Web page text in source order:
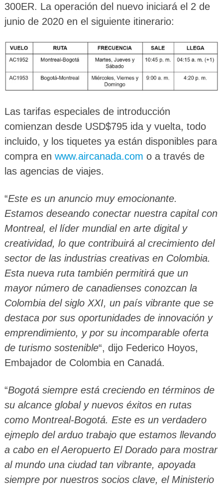
300ER. La operación del nuevo iniciará el 2 de
junio de 2020 en el siguiente itinerario:
Las tarifas especiales de introducción
comienzan desde USD$795 ida y vuelta, todo
incluido, y los tiquetes ya están disponibles para
compra en www.aircanada.com o a través de
las agencias de viajes.
“Este es un anuncio muy emocionante.
Estamos deseando conectar nuestra capital con
Montreal, el líder mundial en arte digital y
creatividad, lo que contribuirá al crecimiento del
sector de las industrias creativas en Colombia.
Esta nueva ruta también permitirá que un
mayor número de canadienses conozcan la
Colombia del siglo XXI, un país vibrante que se
destaca por sus oportunidades de innovación y
emprendimiento, y por su incomparable oferta
de turismo sostenible“, dijo Federico Hoyos,
Embajador de Colombia en Canadá.
“Bogotá siempre está creciendo en términos de
su alcance global y nuevos éxitos en rutas
como Montreal-Bogotá. Este es un verdadero
ejmeplo del arduo trabajo que estamos llevando
a cabo en el Aeropuerto El Dorado para mostrar
al mundo una ciudad tan vibrante, apoyada
siempre por nuestros socios clave, el Ministerio